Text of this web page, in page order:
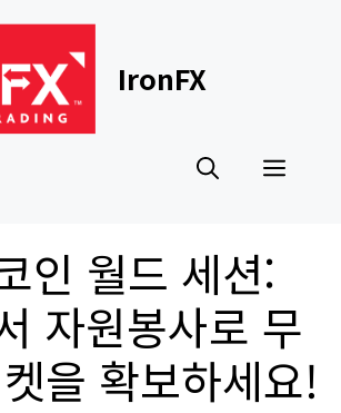
IronFX
인 월드 세션:
자원봉사로 무
을 확보하세요!